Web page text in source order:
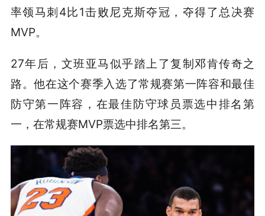
率领马刺4比1击败尼克斯夺冠，夺得了总决赛
MVP。
27年后，文班亚马似乎踏上了复制邓肯传奇之
路。他在这个赛季入选了常规赛第一阵容和最佳
防守第一阵容，在最佳防守球员票选中排名第
一，在常规赛MVP票选中排名第三。